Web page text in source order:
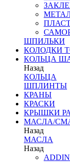
ШПИЛЬКИ
КОЛОДКИ
КОЛЬЦА
Назад
КОЛЬЦА
ШПЛИНТЫ
КРАНЫ
КРАСКИ
КРЫШКИ
МАСЛА/
Назад
МАСЛА
Назад